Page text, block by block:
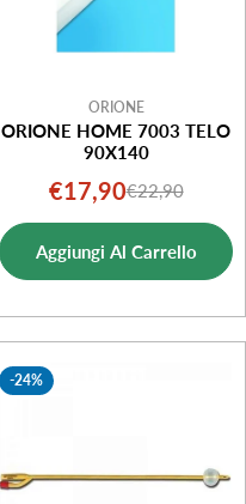
ORIONE
ORIONE HOME 7003 TELO
90X140
Prezzo
di
vendita
€17,90Prezzo
normale
€22,90
Aggiungi Al Carrello
-24%